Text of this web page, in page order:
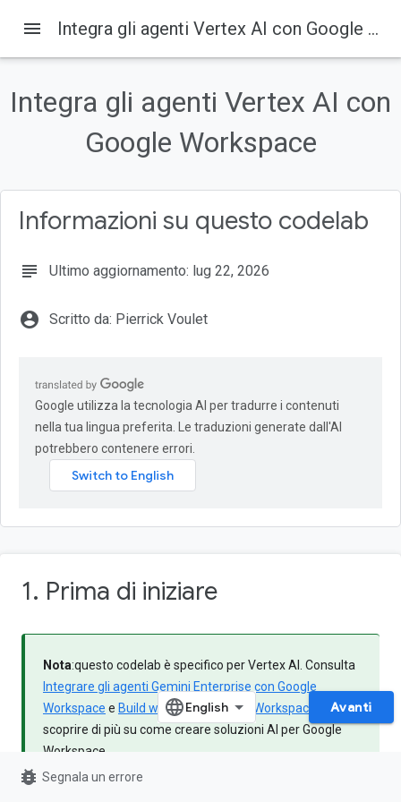
Che cos'è Vertex AI?
Cos'è Google Workspace?
Quali tipi di integrazioni personalizzate?
menu Integra gli agenti Vertex AI con Google Workspace
Integra gli agenti Vertex AI con
Google Workspace
Informazioni su questo codelab
subject Ultimo aggiornamento: lug 22, 2026
account_circle Scritto da: Pierrick Voulet
Google utilizza la tecnologia AI per tradurre i contenuti
nella tua lingua preferita. Le traduzioni generate dall'AI
potrebbero contenere errori.
1. Prima di iniziare
Nota:questo codelab è specifico per Vertex AI. Consulta
Integrare gli agenti Gemini Enterprise con Google
Workspace e Build with AI per Google Workspace
per
scoprire di più su come creare soluzioni AI per Google
Workspace.
Avanti
bug_report Segnala un errore